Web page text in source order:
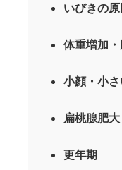
いびきの原
体重増加
小顔・小
扁桃腺肥
更年期